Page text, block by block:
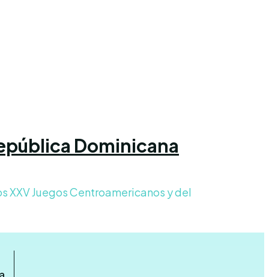
Dominicana
XXV Juegos Centroamericanos y del